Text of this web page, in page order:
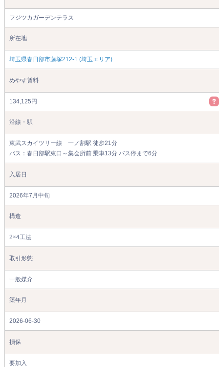
フジツカガーデンテラス
所在地
埼玉県春日部市藤塚212-1 (埼玉エリア)
めやす賃料
134,125円
沿線・駅
東武スカイツリー線 一ノ割駅 徒歩21分
バス：春日部駅東口～集会所前 乗車13分 バス停まで6分
入居日
2026年7月中旬
構造
2×4工法
取引形態
一般媒介
築年月
2026-06-30
損保
要加入